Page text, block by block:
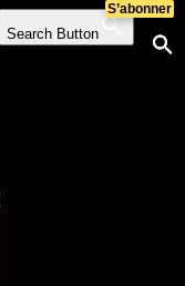
Search Button
S’abonner